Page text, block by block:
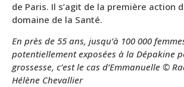
de Paris. Il s’agit de la première action
domaine de la Santé.
En près de 55 ans, jusqu’à 100 000
potentiellement exposées à la Dépakine
grossesse, c’est le cas d’Emmanuelle ©
Hélène Chevallier